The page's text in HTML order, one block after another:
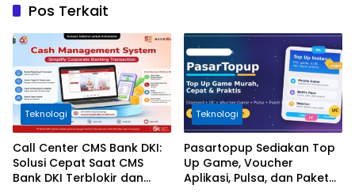
Pos Terkait
Teknologi
Call Center CMS Bank DKI:
Solusi Cepat Saat CMS
Bank DKI Terblokir dan
Teknologi
Pasartopup Sediakan Top
Up Game, Voucher
Aplikasi, Pulsa, dan Paket